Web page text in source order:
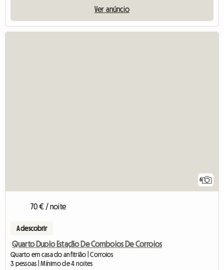
Ver anúncio
6
70 € / noite
A descobrir
Quarto Duplo Estação De Comboios De Corroios
Quarto em casa do anfitrião | Corroios
3 pessoas | Mínimo de 4 noites